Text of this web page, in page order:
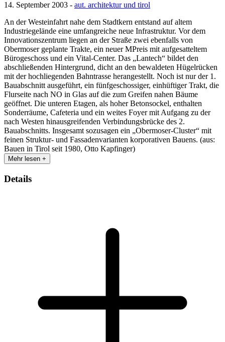
14. September 2003 - aut. architektur und tirol
An der Westeinfahrt nahe dem Stadtkern entstand auf altem
Industriegelände eine umfangreiche neue Infrastruktur. Vor dem
Innovationszentrum liegen an der Straße zwei ebenfalls von
Obermoser geplante Trakte, ein neuer MPreis mit aufgesatteltem
Bürogeschoss und ein Vital-Center. Das „Lantech“ bildet den
abschließenden Hintergrund, dicht an den bewaldeten Hügelrücken
mit der hochliegenden Bahntrasse herangestellt. Noch ist nur der 1.
Bauabschnitt ausgeführt, ein fünfgeschossiger, einhüftiger Trakt, die
Flurseite nach NO in Glas auf die zum Greifen nahen Bäume
geöffnet. Die unteren Etagen, als hoher Betonsockel, enthalten
Sonderräume, Cafeteria und ein weites Foyer mit Aufgang zu der
nach Westen hinausgreifenden Verbindungsbrücke des 2.
Bauabschnitts. Insgesamt sozusagen ein „Obermoser-Cluster“ mit
feinen Struktur- und Fassadenvarianten korporativen Bauens. (aus:
Bauen in Tirol seit 1980, Otto Kapfinger)
Mehr lesen +
Details